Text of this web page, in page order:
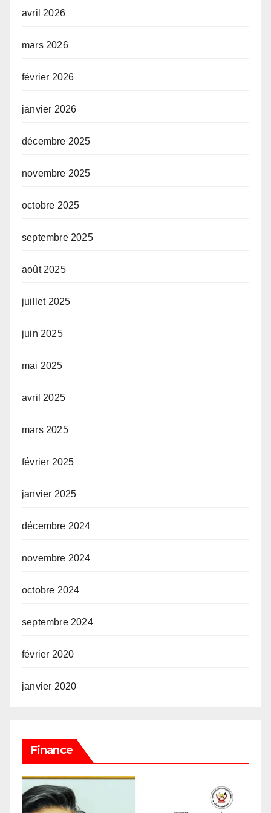
avril 2026
mars 2026
février 2026
janvier 2026
décembre 2025
novembre 2025
octobre 2025
septembre 2025
août 2025
juillet 2025
juin 2025
mai 2025
avril 2025
mars 2025
février 2025
janvier 2025
décembre 2024
novembre 2024
octobre 2024
septembre 2024
février 2020
janvier 2020
Finance